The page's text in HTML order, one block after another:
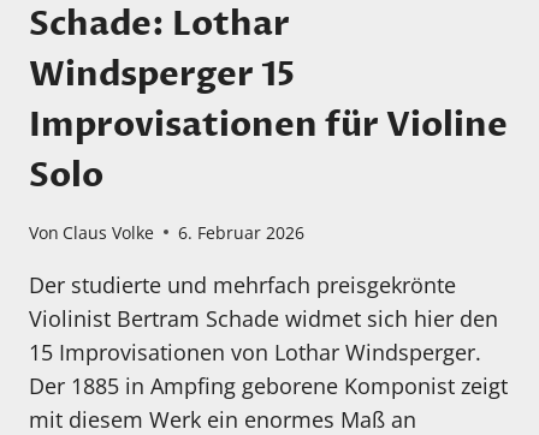
Schade: Lothar
Windsperger 15
Improvisationen für Violine
Solo
Von Claus Volke 6. Februar 2026
Der studierte und mehrfach preisgekrönte
Violinist Bertram Schade widmet sich hier den
15 Improvisationen von Lothar Windsperger.
Der 1885 in Ampfing geborene Komponist zeigt
mit diesem Werk ein enormes Maß an